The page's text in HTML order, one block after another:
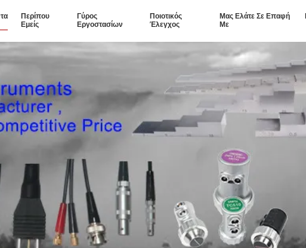
Περίπου
Εμείς
Γύρος
Εργοστασίων
Ποιοτικός
Έλεγχος
Μας Ελάτε Σε Επαφή
Με